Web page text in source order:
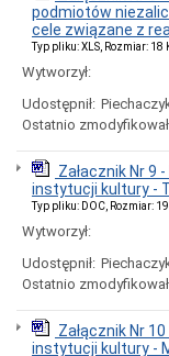
Decyzje
środowiskowe
Dowody
osobiste
Dotacje
Działalność
Gospodarka
komunalna
Gospodarka
mieszkaniowa
Klauzule
Informacyjne
(RODO)
Koncesje
alkoholowe
podmiotów
cele związane z
Typ pliku: XLS, Rozmiar: 18
Wytworzył:
Udostępnił:
Ostatnio
Załacznik Nr 9
instytucji kultury -
Typ pliku: DOC, Rozmiar:
Wytworzył:
Udostępnił:
Ostatnio
Załącznik Nr
instytucji kultury -